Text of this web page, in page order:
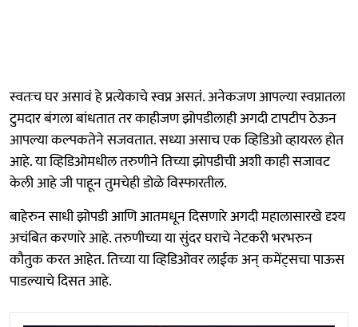
स्वतःच घर असावं हे प्रत्येकाचे स्वप्न असतं. अनेकजण आपल्या स्वप्नातला
टुमदार बंगला बांधतात तर काहीजण झोपडीलाही अगदी टापटीप ठेऊन
आपल्या कल्पकतेने सजवतात. सध्या असाच एक व्हिडिओ व्हायरल होत
आहे. या व्हिडिओमधील तरुणीने तिच्या झोपडीची अशी काही सजावट
केली आहे जी पाहून तुमचेही डोळे विस्फारतील.
बाहेरुन साधी झोपडी आणि आतमधून दिसणारे अगदी महालासारखे दृश्य
अचंबित करणारे आहे. तरुणीच्या या सुंदर घराचे नेटकरी भरभरुन
कौतुक करत आहेत. तिच्या या व्हिडिओवर लाईक अन् कमेंट्सचा पाऊस
पाडल्याचे दिसत आहे.